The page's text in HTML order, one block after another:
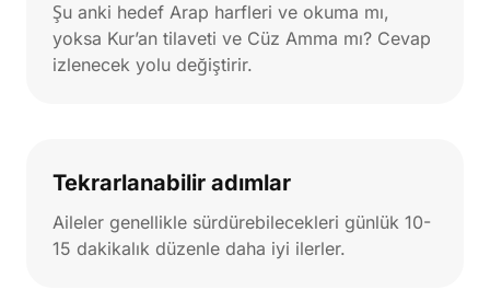
Şu anki hedef Arap harfleri ve okuma mı,
yoksa Kur’an tilaveti ve Cüz Amma mı? Cevap
izlenecek yolu değiştirir.
Tekrarlanabilir adımlar
Aileler genellikle sürdürebilecekleri günlük 10-
15 dakikalık düzenle daha iyi ilerler.